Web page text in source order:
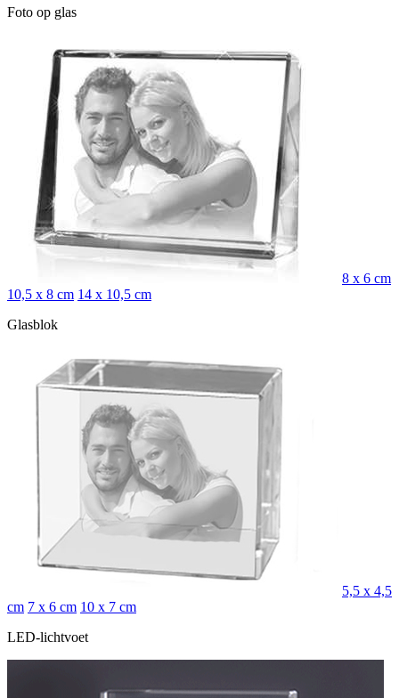
Foto op glas
8 x 6 cm
10,5 x 8 cm 14 x 10,5 cm
Glasblok
5,5 x 4,5
cm 7 x 6 cm 10 x 7 cm
LED-lichtvoet